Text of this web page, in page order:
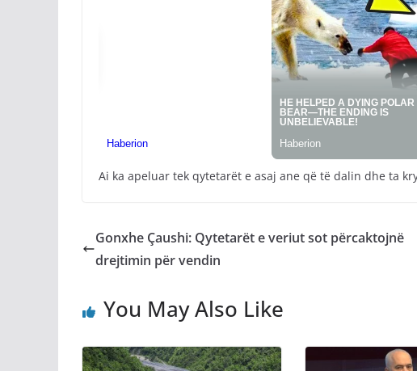
Ai ka apeluar tek qytetarët e asaj ane që të dalin dhe ta
​Gonxhe Çaushi: Qytetarët e veriut sot përcaktojnë
drejtimin për vendin
You May Also Like